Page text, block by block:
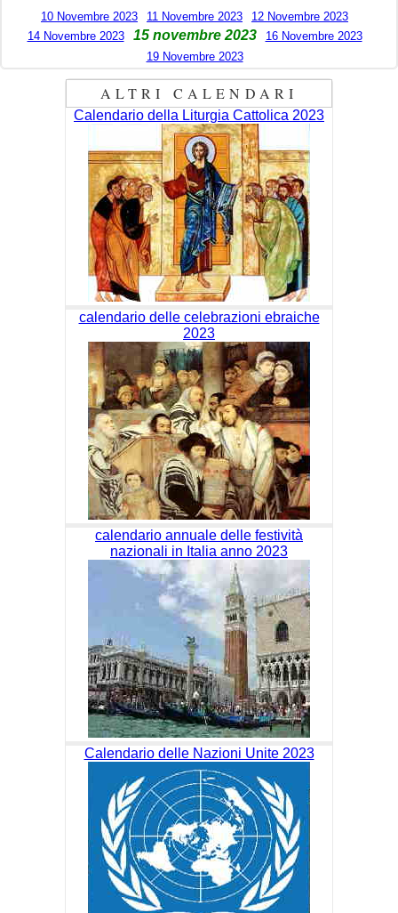
10 Novembre 2023 11 Novembre 2023
12 Novembre 2023
14 Novembre 2023
15 novembre 2023
16 Novembre 2023
19 Novembre 2023
ALTRI CALENDARI
Calendario della Liturgia Cattolica 2023
calendario delle celebrazioni ebraiche
2023
calendario annuale delle festività
nazionali in Italia anno 2023
Calendario delle Nazioni Unite 2023